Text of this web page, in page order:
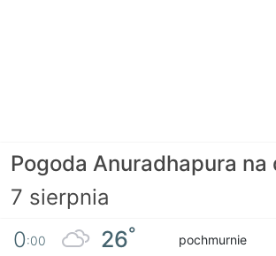
Pogoda Anuradhapura na
7 sierpnia
0:00 26° pochmurnie